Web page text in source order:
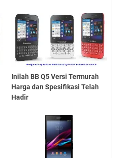
Inilah BB Q5 Versi Termurah
Harga dan Spesifikasi Telah
Hadir